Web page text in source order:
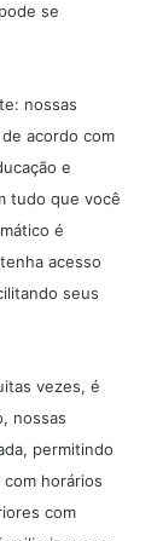
se
nossas
acordo com
e
tudo que você
é
acesso
seus
vezes, é
nossas
permitindo
horários
com